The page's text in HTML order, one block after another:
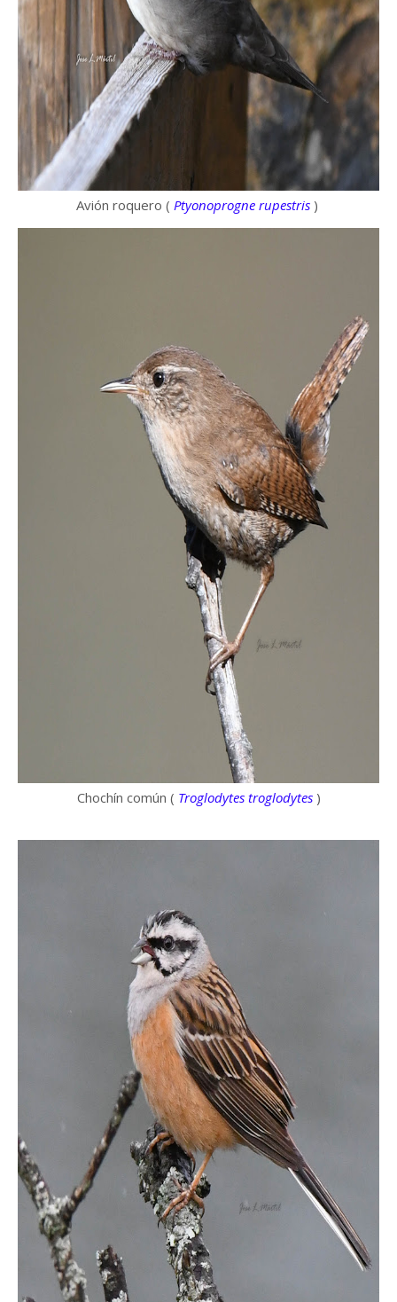
Avión roquero ( Ptyonoprogne rupestris)
Chochín común ( Troglodytes troglodytes)